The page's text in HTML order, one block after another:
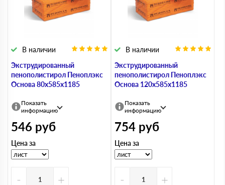
Экструдированный
пенополистирол Пеноплэкс
Основа 80х585х1185
В наличии
Показать
информацию
546 руб
Цена за
- +
Экструдированный
пенополистирол Пеноплэкс
Основа 120х585х1185
В наличии
Показать
информацию
754 руб
Цена за
- +